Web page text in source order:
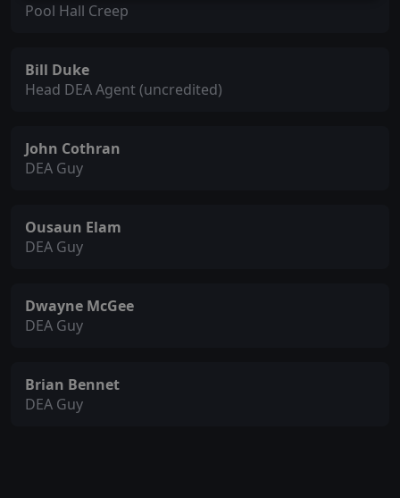
Pool Hall Creep
Bill Duke
Head DEA Agent (uncredited)
John Cothran
DEA Guy
Ousaun Elam
DEA Guy
Dwayne McGee
DEA Guy
Brian Bennet
DEA Guy